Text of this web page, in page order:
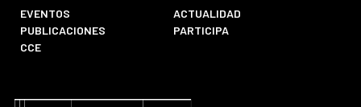
EVENTOS
ACTUALIDAD
PUBLICACIONES
PARTICIPA
CCE